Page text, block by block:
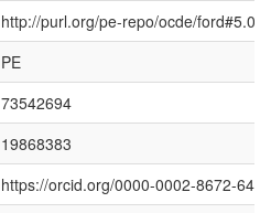
http://purl.org/pe-repo/ocde/
PE
73542694
19868383
https://orcid.org/0000-0002-8672-6480